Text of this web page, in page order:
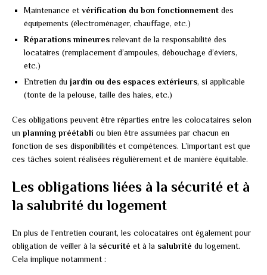
Maintenance et vérification du bon fonctionnement des
équipements (électroménager, chauffage, etc.)
Réparations mineuresrelevant de la responsabilité des
locataires (remplacement d’ampoules, débouchage d’éviers,
etc.)
Entretien du jardin ou des espaces extérieurs, si applicable
(tonte de la pelouse, taille des haies, etc.)
Ces obligations peuvent être réparties entre les colocataires selon
un planning préétabli ou bien être assumées par chacun en
fonction de ses disponibilités et compétences. L’important est que
ces tâches soient réalisées régulièrement et de manière équitable.
Les obligations liées à la sécurité et à
la salubrité du logement
En plus de l’entretien courant, les colocataires ont également pour
obligation de veiller à la sécurité et à la salubrité du logement.
Cela implique notamment :